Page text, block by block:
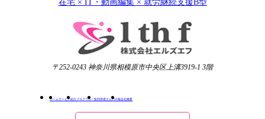
在宅 × IT・動画編集 × 就労継続支援B型
〒252-0243 神奈川県相模原市中央区上溝3919-1 3階
ホームサービス紹介プログラム一覧 利用者さんの日報会社概要